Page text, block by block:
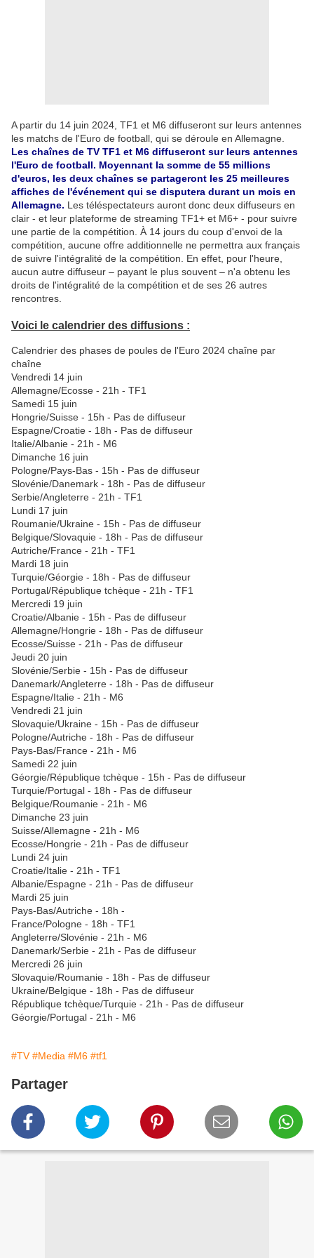
A partir du 14 juin 2024, TF1 et M6 diffuseront sur leurs antennes
les matchs de l'Euro de football, qui se déroule en Allemagne.
Les chaînes de TV TF1 et M6 diffuseront sur leurs antennes
l'Euro de football. Moyennant la somme de 55 millions
d'euros, les deux chaînes se partageront les 25 meilleures
affiches de l'événement qui se disputera durant un mois en
Allemagne. Les téléspectateurs auront donc deux diffuseurs en
clair - et leur plateforme de streaming TF1+ et M6+ - pour suivre
une partie de la compétition. À 14 jours du coup d'envoi de la
compétition, aucune offre additionnelle ne permettra aux français
de suivre l'intégralité de la compétition. En effet, pour l'heure,
aucun autre diffuseur – payant le plus souvent – n'a obtenu les
droits de l'intégralité de la compétition et de ses 26 autres
rencontres.
Voici le calendrier des diffusions :
Calendrier des phases de poules de l'Euro 2024 chaîne par
chaîne
Vendredi 14 juin
Allemagne/Ecosse - 21h - TF1
Samedi 15 juin
Hongrie/Suisse - 15h - Pas de diffuseur
Espagne/Croatie - 18h - Pas de diffuseur
Italie/Albanie - 21h - M6
Dimanche 16 juin
Pologne/Pays-Bas - 15h - Pas de diffuseur
Slovénie/Danemark - 18h - Pas de diffuseur
Serbie/Angleterre - 21h - TF1
Lundi 17 juin
Roumanie/Ukraine - 15h - Pas de diffuseur
Belgique/Slovaquie - 18h - Pas de diffuseur
Autriche/France - 21h - TF1
Mardi 18 juin
Turquie/Géorgie - 18h - Pas de diffuseur
Portugal/République tchèque - 21h - TF1
Mercredi 19 juin
Croatie/Albanie - 15h - Pas de diffuseur
Allemagne/Hongrie - 18h - Pas de diffuseur
Ecosse/Suisse - 21h - Pas de diffuseur
Jeudi 20 juin
Slovénie/Serbie - 15h - Pas de diffuseur
Danemark/Angleterre - 18h - Pas de diffuseur
Espagne/Italie - 21h - M6
Vendredi 21 juin
Slovaquie/Ukraine - 15h - Pas de diffuseur
Pologne/Autriche - 18h - Pas de diffuseur
Pays-Bas/France - 21h - M6
Samedi 22 juin
Géorgie/République tchèque - 15h - Pas de diffuseur
Turquie/Portugal - 18h - Pas de diffuseur
Belgique/Roumanie - 21h - M6
Dimanche 23 juin
Suisse/Allemagne - 21h - M6
Ecosse/Hongrie - 21h - Pas de diffuseur
Lundi 24 juin
Croatie/Italie - 21h - TF1
Albanie/Espagne - 21h - Pas de diffuseur
Mardi 25 juin
Pays-Bas/Autriche - 18h -
France/Pologne - 18h - TF1
Angleterre/Slovénie - 21h - M6
Danemark/Serbie - 21h - Pas de diffuseur
Mercredi 26 juin
Slovaquie/Roumanie - 18h - Pas de diffuseur
Ukraine/Belgique - 18h - Pas de diffuseur
République tchèque/Turquie - 21h - Pas de diffuseur
Géorgie/Portugal - 21h - M6
#TV #Media #M6 #tf1
Partager